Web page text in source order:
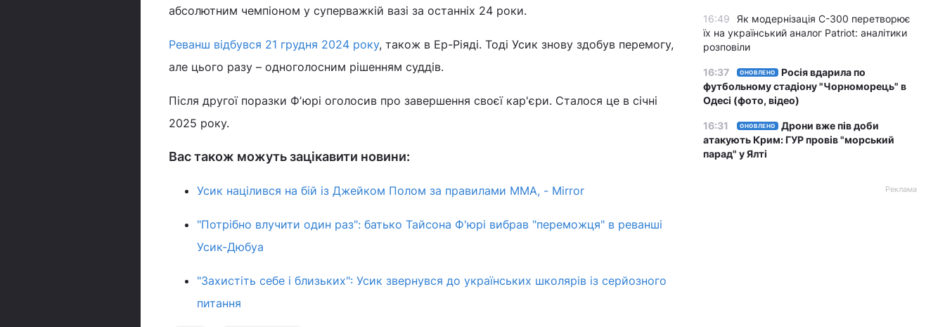
абсолютним чемпіоном у суперважкій вазі за останніх 24 роки.
Реванш відбувся 21 грудня 2024 року, також в Ер-Ріяді. Тоді Усик знову здобув перемогу,
але цього разу – одноголосним рішенням суддів.
Після другої поразки Фʼюрі оголосив про завершення своєї кар'єри. Сталося це в січні
2025 року.
Вас також можуть зацікавити новини:
Усик націлився на бій із Джейком Полом за правилами ММА, - Mirror
"Потрібно влучити один раз": батько Тайсона Ф'юрі вибрав "переможця" в реванші
Усик-Дюбуа
"Захистіть себе і близьких": Усик звернувся до українських школярів із серйозного
питання
16:49
Як модернізація С-300 перетворює
їх на український аналог Patriot: аналітики
розповіли
16:37 ОНОВЛЕНО
Росія вдарила по
футбольному стадіону "Чорноморець" в
Одесі (фото, відео)
16:31 ОНОВЛЕНО
Дрони вже пів доби
атакують Крим: ГУР провів "морський
парад" у Ялті
Реклама